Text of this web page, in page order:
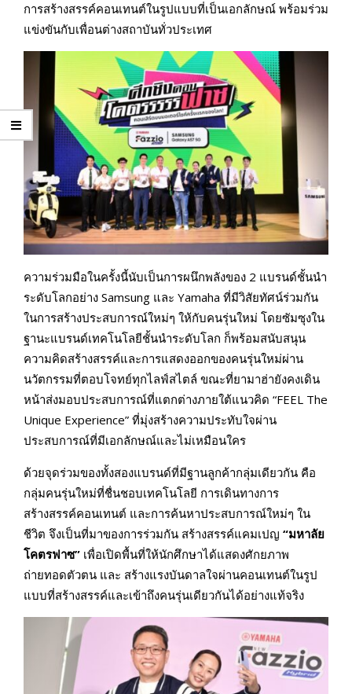
การสร้างสรรค์คอนเทนต์ในรูปแบบที่เป็นเอกลักษณ์ พร้อมร่วม
แข่งขันกับเพื่อนต่างสถาบันทั่วประเทศ
ความร่วมมือในครั้งนี้นับเป็นการผนึกพลังของ 2 แบรนด์ชั้นนำ
ระดับโลกอย่าง Samsung และ Yamaha ที่มีวิสัยทัศน์ร่วมกัน
ในการสร้างประสบการณ์ใหม่ๆ ให้กับคนรุ่นใหม่ โดยซัมซุงใน
ฐานะแบรนด์เทคโนโลยีชั้นนำระดับโลก ก็พร้อมสนับสนุน
ความคิดสร้างสรรค์และการแสดงออกของคนรุ่นใหม่ผ่าน
นวัตกรรมที่ตอบโจทย์ทุกไลฟ์สไตล์ ขณะที่ยามาฮ่ายังคงเดิน
หน้าส่งมอบประสบการณ์ที่แตกต่างภายใต้แนวคิด “FEEL The
Unique Experience” ที่มุ่งสร้างความประทับใจผ่าน
ประสบการณ์ที่มีเอกลักษณ์และไม่เหมือนใคร
ด้วยจุดร่วมของทั้งสองแบรนด์ที่มีฐานลูกค้ากลุ่มเดียวกัน คือ
กลุ่มคนรุ่นใหม่ที่ชื่นชอบเทคโนโลยี การเดินทางการ
สร้างสรรค์คอนเทนต์ และการค้นหาประสบการณ์ใหม่ๆ ใน
ชีวิต จึงเป็นที่มาของการร่วมกัน สร้างสรรค์แคมเปญ “มหาลัย
โคตรฟาซ” เพื่อเปิดพื้นที่ให้นักศึกษาได้แสดงศักยภาพ
ถ่ายทอดตัวตน และ สร้างแรงบันดาลใจผ่านคอนเทนต์ในรูป
แบบที่สร้างสรรค์และเข้าถึงคนรุ่นเดียวกันได้อย่างแท้จริง